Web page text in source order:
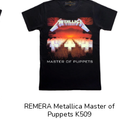
REMERA Metallica Master of
Puppets K509